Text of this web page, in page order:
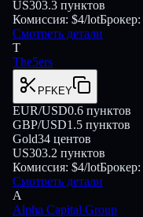
US303.3 пунктов
Комиссия: $4/lotБрокер:
Смотреть детали
T
The5ers
PFKEY
EUR/USD0.6 пунктов
GBP/USD1.5 пунктов
Gold34 центов
US303.2 пунктов
Комиссия: $4/lotБрокер:
Смотреть детали
A
Alpha Capital Group